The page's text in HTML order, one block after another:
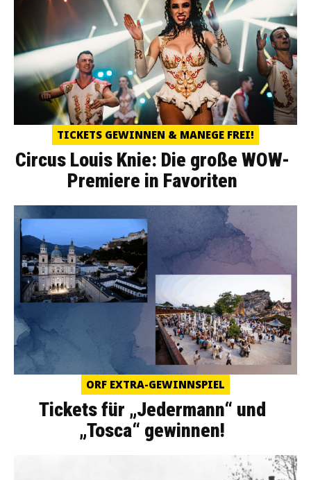
TICKETS GEWINNEN & MANEGE FREI!
Circus Louis Knie: Die große WOW-
Premiere in Favoriten
ORF EXTRA-GEWINNSPIEL
Tickets für „Jedermann“ und
„Tosca“ gewinnen!